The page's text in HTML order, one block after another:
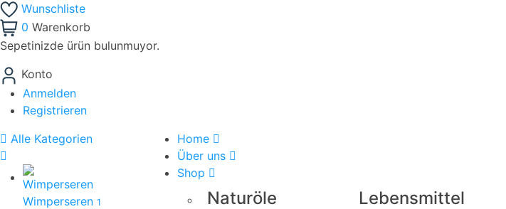
Wunschliste
0 Warenkorb
Sepetinizde ürün bulunmuyor.
Konto
Anmelden
Registrieren
Alle Kategorien
Wimperseren 1
Home
Über uns
Shop
Naturöle Lebensmittel